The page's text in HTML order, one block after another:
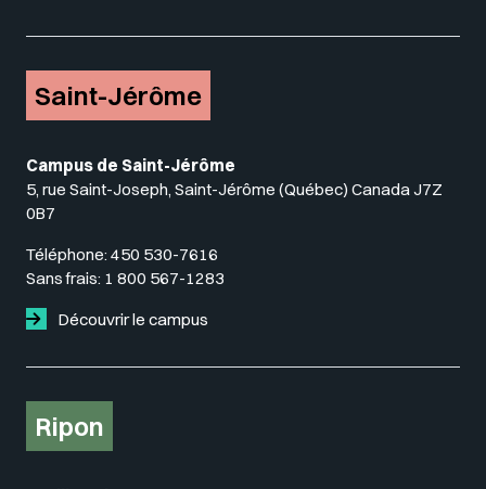
Saint-Jérôme
Campus de Saint-Jérôme
5, rue Saint-Joseph, Saint-Jérôme (Québec) Canada J7Z
0B7
Téléphone: 450 530-7616
Sans frais: 1 800 567-1283
Découvrir le campus
Ripon